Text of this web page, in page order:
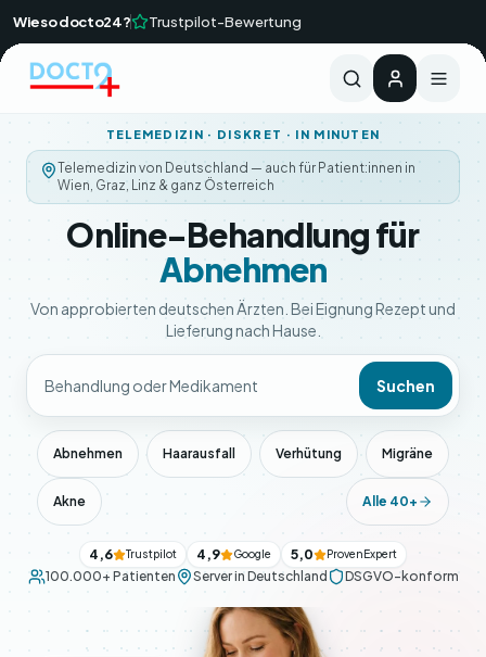
Zum Hauptinhalt springen
Wieso docto24? Trustpilot-Bewertung
Ärztliche Rückmeldung i.d.R. innerhalb von 24
TELEMEDIZIN · DISKRET · IN MINUTEN
Telemedizin von Deutschland — auch für Patient:innen in
Wien, Graz, Linz & ganz Österreich
Online-Behandlung für
Abnehmen
Von approbierten deutschen Ärzten. Bei Eignung Rezept und
Lieferung nach Hause.
Suchen
Abnehmen Haarausfall Verhütung Migräne
Akne Alle 40+
4,6 Trustpilot 4,9 Google 5,0 ProvenExpert
100.000+ Patienten Server in Deutschland DSGVO-konform